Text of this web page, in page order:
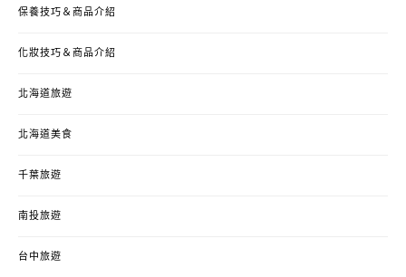
保養技巧＆商品介紹
化妝技巧＆商品介紹
北海道旅遊
北海道美食
千葉旅遊
南投旅遊
台中旅遊